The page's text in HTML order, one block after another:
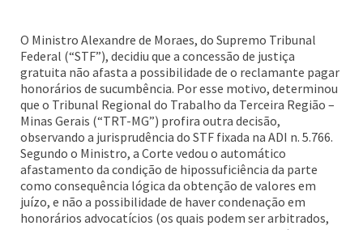
O Ministro Alexandre de Moraes, do Supremo Tribunal
Federal (“STF”), decidiu que a concessão de justiça
gratuita não afasta a possibilidade de o reclamante pagar
honorários de sucumbência. Por esse motivo, determinou
que o Tribunal Regional do Trabalho da Terceira Região –
Minas Gerais (“TRT-MG”) profira outra decisão,
observando a jurisprudência do STF fixada na ADI n. 5.766.
Segundo o Ministro, a Corte vedou o automático
afastamento da condição de hipossuficiência da parte
como consequência lógica da obtenção de valores em
juízo, e não a possibilidade de haver condenação em
honorários advocatícios (os quais podem ser arbitrados,